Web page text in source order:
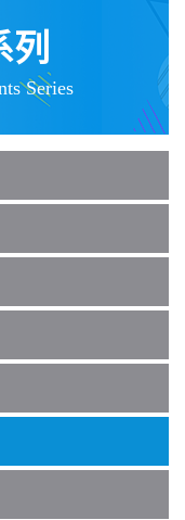
i
g
i
Series